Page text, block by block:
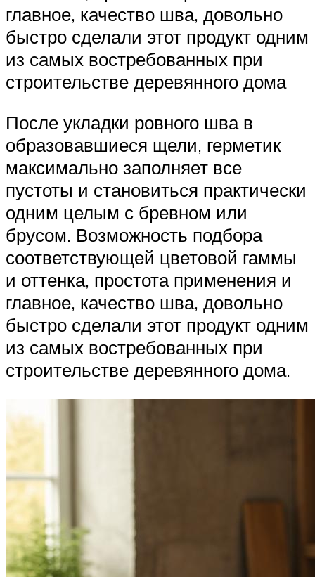
главное, качество шва, довольно
быстро сделали этот продукт одним
из самых востребованных при
строительстве деревянного дома
После укладки ровного шва в
образовавшиеся щели, герметик
максимально заполняет все
пустоты и становиться практически
одним целым с бревном или
брусом. Возможность подбора
соответствующей цветовой гаммы
и оттенка, простота применения и
главное, качество шва, довольно
быстро сделали этот продукт одним
из самых востребованных при
строительстве деревянного дома.